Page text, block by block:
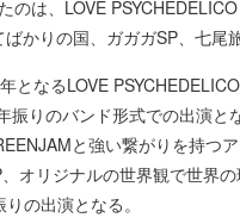
のは、LOVE
かりの国、ガガガSP、七尾
となるLOVE PSYCHEDELICO
振りのバンド形式での出演と
と強い繋がりを持つ
オリジナルの世界観で世界
の出演となる。